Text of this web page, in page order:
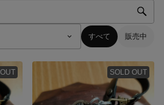
すべて 販売中
SOLD OUT